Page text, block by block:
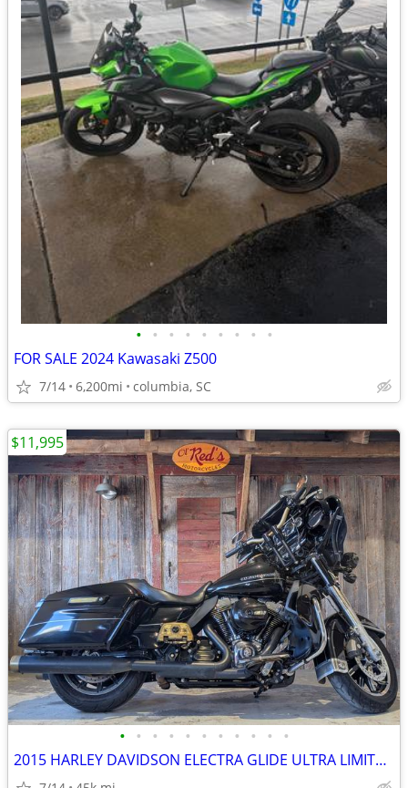
• • • • • • • • •
FOR SALE 2024 Kawasaki Z500
7/14 6,200mi columbia, SC
• • • • • • • • • • •
2015 HARLEY DAVIDSON ELECTRA GLIDE ULTRA LIMITED-FLHTK
$11,995